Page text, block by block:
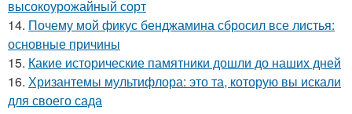
высокоурожайный сорт
14. Почему мой фикус бенджамина сбросил все листья:
основные причины
15. Какие исторические памятники дошли до наших дней
16. Хризантемы мультифлора: это та, которую вы искали
для своего сада